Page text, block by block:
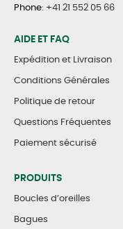
Phone: +41 21 552 05 66
AIDE ET FAQ
Expédition et Livraison
Conditions Générales
Politique de retour
Questions Fréquentes
Paiement sécurisé
PRODUITS
Boucles d’oreilles
Bagues